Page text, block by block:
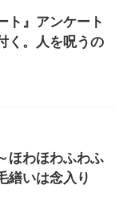
ト』アンケート
く。人を呪うの
ほわほわふわふ
繕いは念入り